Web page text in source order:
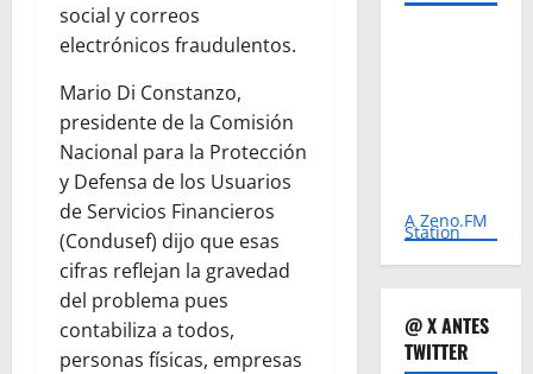
social y correos
electrónicos fraudulentos.
Mario Di Constanzo,
presidente de la Comisión
Nacional para la Protección
y Defensa de los Usuarios
de Servicios Financieros
(Condusef) dijo que esas
cifras reflejan la gravedad
del problema pues
contabiliza a todos,
personas físicas, empresas
A Zeno.FM
Station
@ X ANTES
TWITTER